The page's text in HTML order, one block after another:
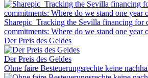
Sharepic_Tracking the Sevilla financing for
commitments: Where do we stand one year
Der Preis des Geldes
Der Preis des Geldes
Ohne faire Besteuerungsrechte keine